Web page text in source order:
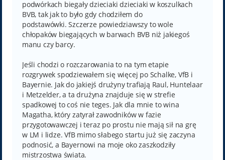
podwórkach biegały dzieciaki dzieciaki w koszulkach
BVB, tak jak to było gdy chodziłem do
podstawówki. Szczerze powiedziawszy to wole
chłopaków biegających w barwach BVB niż jakiegoś
manu czy barcy.
Jeśli chodzi o rozczarowania to na tym etapie
rozgrywek spodziewałem się więcej po Schalke, VfB i
Bayernie. Jak do jakiejś drużyny trafiają Raul, Huntelaar
i Metzelder, a ta drużyna znajduje się w strefie
spadkowej to coś nie teges. Jak dla mnie to wina
Magatha, który zatyrał zawodników w fazie
przygotowawczej i teraz po prostu nie mają sił na grę
w LM i lidze. VfB mimo słabego startu już się zaczyna
podnosić, a Bayernowi na moje oko zaszkodziły
mistrzostwa świata.